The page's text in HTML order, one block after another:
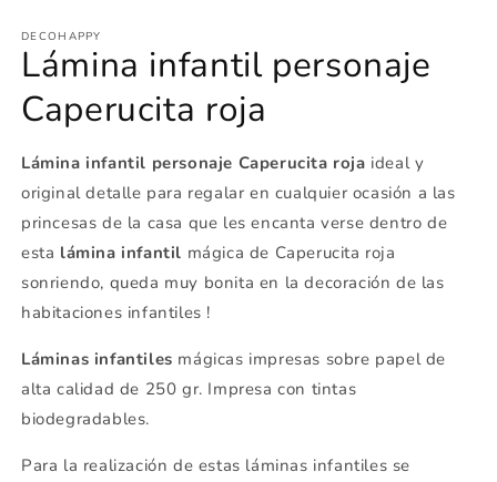
DECOHAPPY
Lámina infantil personaje
Caperucita roja
Lámina infantil personaje Caperucita roja ideal y
original detalle para regalar en cualquier ocasión a las
princesas de la casa que les encanta verse dentro de
esta lámina infantil mágica de Caperucita roja
sonriendo, queda muy bonita en la decoración de las
habitaciones infantiles !
Láminas infantiles mágicas impresas sobre papel de
alta calidad de 250 gr. Impresa con tintas
biodegradables.
Para la realización de estas láminas infantiles se